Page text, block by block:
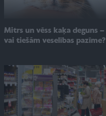
Mitrs un vēss kaķa deguns –
vai tiešām veselības pazīme?